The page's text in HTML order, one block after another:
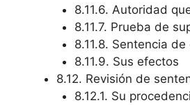
8.11.6. Autoridad
8.11.7. Prueba de
8.11.8. Sentencia
8.11.9. Sus efectos
8.12. Revisión de
8.12.1. Su